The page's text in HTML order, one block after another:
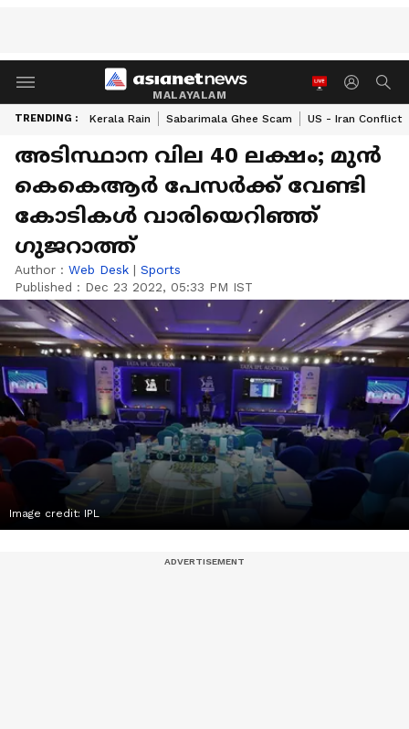
MALAYALAM
TRENDING : Kerala Rain Sabarimala Ghee Scam US - Iran Conflict
അടിസ്ഥാന വില 40 ലക്ഷം; മുൻ
കെകെആർ പേസർക്ക് വേണ്ടി
കോടികൾ വാരിയെറിഞ്ഞ് ​
ഗുജറാത്ത്
Author : Web Desk | Sports
Published : Dec 23 2022, 05:33 PM IST
Image credit: IPL